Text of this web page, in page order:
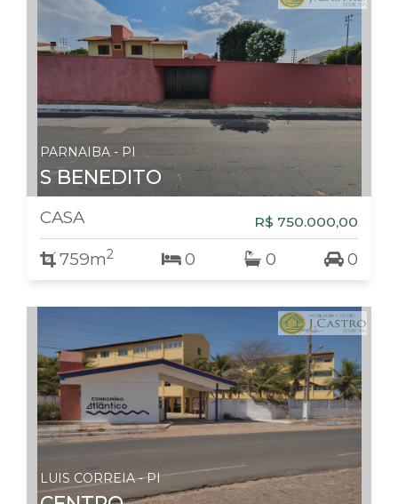
PARNAIBA - PI
S BENEDITO
CASA R$ 750.000,00
759m2 0 0 0
LUIS CORREIA - PI